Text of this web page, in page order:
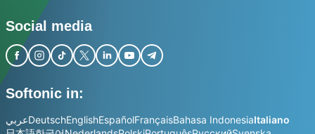
Social media
Softonic in:
عربيDeutschEnglishEspañolFrançaisBahasa IndonesiaItaliano